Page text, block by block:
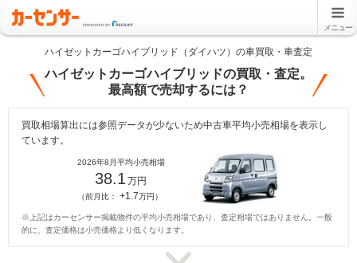
メニュー
ハイゼットカーゴハイブリッド（ダイハツ）の車買取・車査定
ハイゼットカーゴハイブリッドの買取・査定。
最高額で売却するには？
買取相場算出には参照データが少ないため中古車平均小売相場を表示し
ています。
2026年8月平均小売相場
38.1 万円
（前月比： +1.7万円）
※上記はカーセンサー掲載物件の平均小売相場であり、査定相場ではありません。一般
的に、査定価格は小売価格より低くなります。